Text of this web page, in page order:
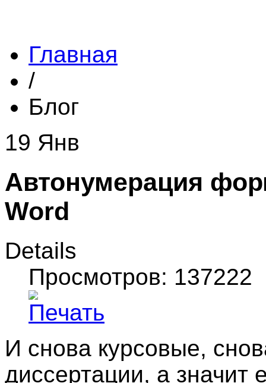
Главная
/
Блог
19 Янв
Автонумерация
Word
Details
Просмотров: 137222
И снова курсовые,
диссертации, а значит